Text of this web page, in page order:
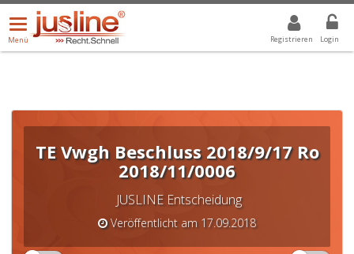
Registrieren Login
Menü
öffnen/schließen
Menü
ALLE DROPDOWN: GEWÄHLTER WERT IST ALLE
TE Vwgh Beschluss 2018/9/17 Ro
2018/11/0006
JUSLINE Entscheidung
Veröffentlicht am 17.09.2018